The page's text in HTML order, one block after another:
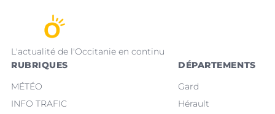
L'actualité de l'Occitanie en continu
RUBRIQUES
MÉTÉO
INFO TRAFIC
DÉPARTEMENTS
Gard
Hérault